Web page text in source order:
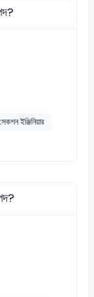
ইঞ্জিনিয়ার